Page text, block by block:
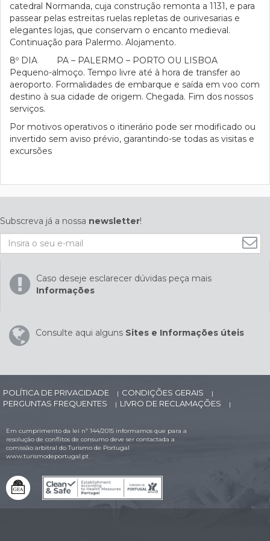
catedral Normanda, cuja construção remonta a 1131, e para
passear pelas estreitas ruelas repletas de ourivesarias e
elegantes lojas, que conservam o encanto medieval.
Continuação para Palermo. Alojamento.
8º DIA PA – PALERMO – PORTO OU LISBOA
Pequeno-almoço. Tempo livre até à hora de transfer ao
aeroporto. Formalidades de embarque e saída em voo com
destino à sua cidade de origem. Chegada. Fim dos nossos
serviços.
Por motivos operativos o itinerário pode ser modificado ou
invertido sem aviso prévio, garantindo-se todas as visitas e
excursões
Subscreva já a nossa newsletter!
Caso deseje esclarecer dúvidas peça mais
Informações
Consulte aqui alguns Sites e Informações úteis
POLÍTICA DE PRIVACIDADE | CONDIÇÕES GERAIS |
PERGUNTAS FREQUENTES | LIVRO DE RECLAMAÇÕES |
Em cumprimento da lei nº 144/2015 informamos que para a
resolução de conflitos de consumo deve ser contactada a
comissão arbitral do Turismo de Portugal
www.turismodeportugal.pt